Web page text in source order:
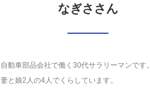
なぎささん
自動車部品会社で働く30代サラリーマンです。
妻と娘2人の4人でくらしています。